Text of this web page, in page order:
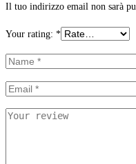
Il tuo indirizzo email non sarà
Your rating: *